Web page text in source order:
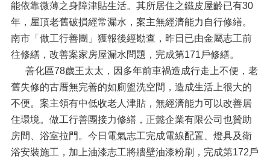
能依靠微薄之身障津貼生活。其所居住之鐵皮屋齡已有30
年，屋頂老舊破損經常漏水，案主無經濟能力自行修繕。
南市「做工行善團」獲報後經勘查，昨日已由金屬志工前
往修繕，改善案家房屋漏水問題，完成第171戶修繕。
善化區78歲王太太，因多年前車禍造成行走上不便，老
舊失修的古厝無完善的如廁盥洗空間，造成生活上很大的
不便。案主領有中低收老人津貼，無經濟能力可以改善居
住環境。做工行善團接力修繕，正懿企業有限公司也贊助
房間、浴室拉門。今日電氣志工完成電線配置、燈具及衛
浴安裝施工，加上油漆志工將牆壁油漆粉刷，完成第172戶